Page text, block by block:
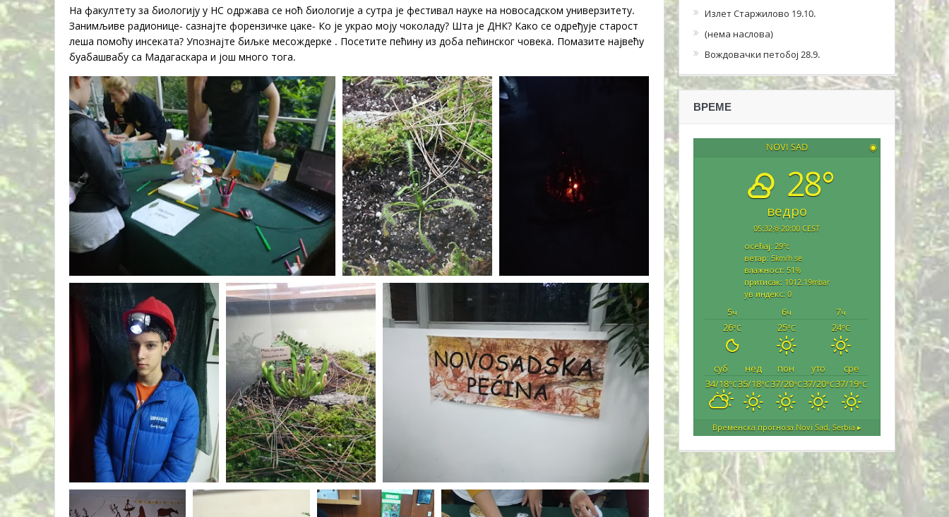
На факултету за биологију у НС одржава се ноћ биологије а сутра је фестивал науке на новосадском универзитету.
Занимљиве радионице- сазнајте форензичке цаке- Ко је украо моју чоколаду? Шта је ДНК? Како се одређује старост
леша помоћу инсеката? Упознајте биљке месождерке . Посетите пећину из доба пећинског човека. Помазите највећу
буабашвабу са Мадагаскара и још много тога.
Излет Старжилово 19.10.
(нема наслова)
Вождовачки петобој 28.9.
ВРЕМЕ
NOVI SAD ◉
28°
ведро
05:32 20:00 CEST
осећај: 29°c
ветар: 5km/hse
влажност: 51%
притисак: 1012.19mbar
ув индекс: 0
5ч 6ч 7ч
26°C 25°C 24°C
суб нед пон уто
сре
34/18°C35/18°C37/20°C37/20°C37/19°C
Временска прогноза Novi Sad, Serbia ▸